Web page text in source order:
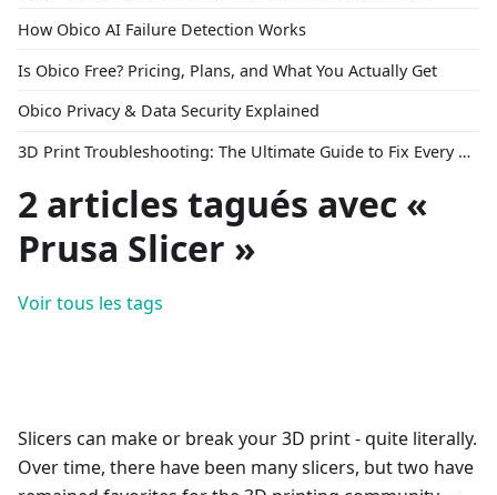
How Obico AI Failure Detection Works
Is Obico Free? Pricing, Plans, and What You Actually Get
Obico Privacy & Data Security Explained
3D Print Troubleshooting: The Ultimate Guide to Fix Every Common Problem [2026]
2 articles tagués avec «
Prusa Slicer »
Voir tous les tags
Slicers can make or break your 3D print - quite literally.
Over time, there have been many slicers, but two have